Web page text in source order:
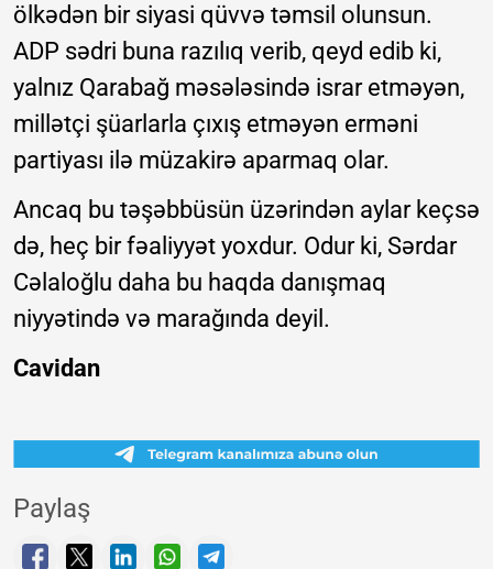
ölkədən bir siyasi qüvvə təmsil olunsun.
ADP sədri buna razılıq verib, qeyd edib ki,
yalnız Qarabağ məsələsində israr etməyən,
millətçi şüarlarla çıxış etməyən erməni
partiyası ilə müzakirə aparmaq olar.
Ancaq bu təşəbbüsün üzərindən aylar keçsə
də, heç bir fəaliyyət yoxdur. Odur ki, Sərdar
Cəlaloğlu daha bu haqda danışmaq
niyyətində və marağında deyil.
Cavidan
Paylaş